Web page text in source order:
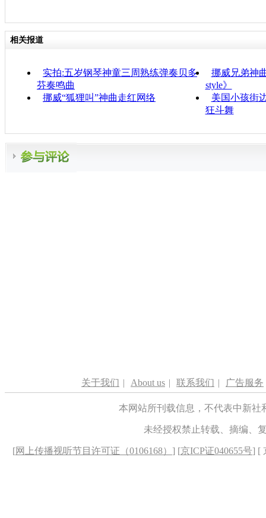
相关报道
实拍:五岁钢琴神童三周熟练弹奏贝多
芬奏鸣曲
挪威兄弟神
style》
挪威“狐狸叫”神曲走红网络
美国小孩街
狂斗舞
关于我们 | About us | 联系我们 | 广告服务
本网站所刊载信息，不代表中新
未经授权禁止转载、摘编、
[网上传播视听节目许可证（0106168） ] [京ICP证040655号] [